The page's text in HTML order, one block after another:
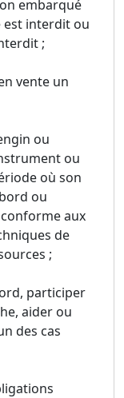
embarqué
est interdit ou
;
vente un
ou
ou
où son
ou
aux
de
;
participer
aider ou
des cas